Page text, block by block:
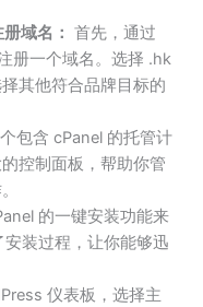
域名： 首先，通过
册一个域名。选择 .hk
其他符合品牌目标的
包含 cPanel 的托管计
控制面板，帮助你管
的一键安装功能来
装过程，让你能够迅
仪表板，选择主